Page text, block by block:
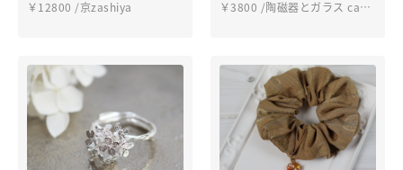
￥12800 /京zashiya
ルギー対応：ガラスのリン
￥3800 /陶磁器とガラス cat's